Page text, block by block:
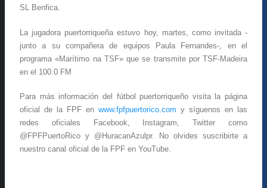
SL Benfica.
La jugadora puertorriqueña estuvo hoy, martes, como invitada -
junto a su compañera de equipos Paula Fernandes-, en el
programa «Marítimo na TSF» que se transmite por TSF-Madeira
en el 100.0 FM
Para más información del fútbol puertorriqueño visita la página
oficial de la FPF en www.fpfpuertorico.com y síguenos en las
redes oficiales Facebook, Instagram, Twitter como
@FPFPuertoRico y @HuracanAzulpr. No olvides suscribirte a
nuestro canal oficial de la FPF en YouTube.